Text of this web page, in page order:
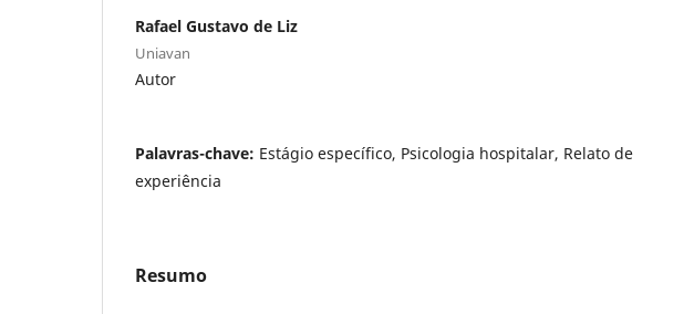
Rafael Gustavo de Liz
Uniavan
Autor
Palavras-chave: Estágio específico, Psicologia hospitalar, Relato de
experiência
Resumo